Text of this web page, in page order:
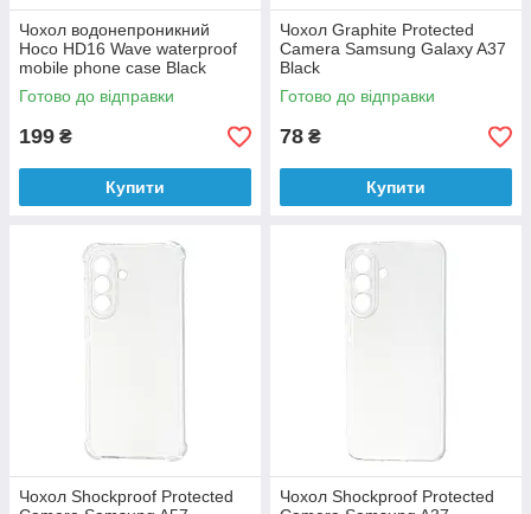
Чохол водонепроникний
Hoco HD16 Wave waterproof
mobile phone case Black
Готово до відправки
199 ₴
Купити
Чохол Graphite Protected
Camera Samsung Galaxy A37
Black
Готово до відправки
78 ₴
Купити
Чохол Shockproof Protected
Чохол Shockproof Protected